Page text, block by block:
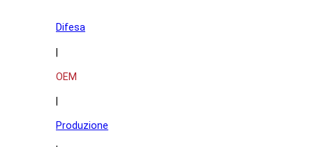
Difesa
OEM
Produzione